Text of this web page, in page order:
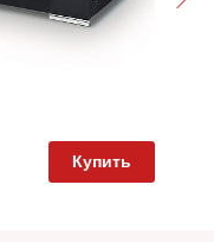
Купить